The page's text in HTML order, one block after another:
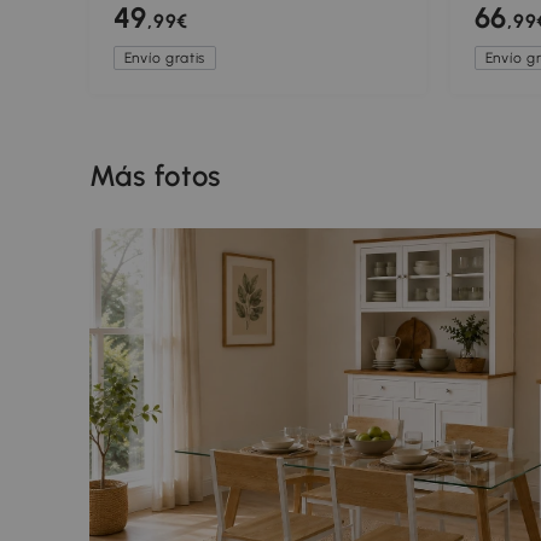
m, IP44 resistente a salpicaduras,
decoración interior y exterior
49,99€
Envío gratis
para
66
Envío
Más fotos